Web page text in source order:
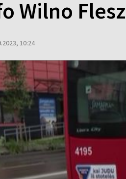
Wilno
10:24